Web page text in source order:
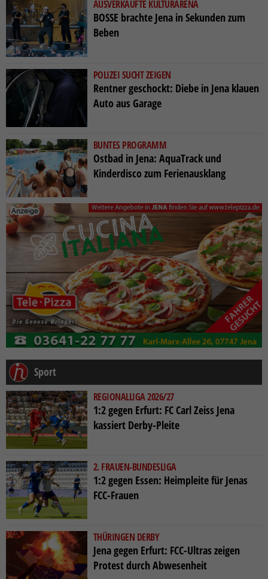
AUSVERKAUFTE KULTURARENA
BOSSE brachte Jena in Sekunden zum
Beben
POLIZEI SUCHT ZEIGEN
Rentner geschockt: Diebe in Jena klauen
Auto aus Garage
BUNTES PROGRAMM
Ostbad in Jena: AquaTrack und
Kinderdisco zum Ferienausklang
Sport
REGIONALLIGA 2026/27
1:2 gegen Erfurt: FC Carl Zeiss Jena
kassiert Derby-Pleite
2. FRAUEN-BUNDESLIGA
1:2 gegen Essen: Heimpleite für Jenas
FCC-Frauen
THÜRINGEN DERBY
Jena gegen Erfurt: FCC-Ultras zeigen
Protest durch Abwesenheit